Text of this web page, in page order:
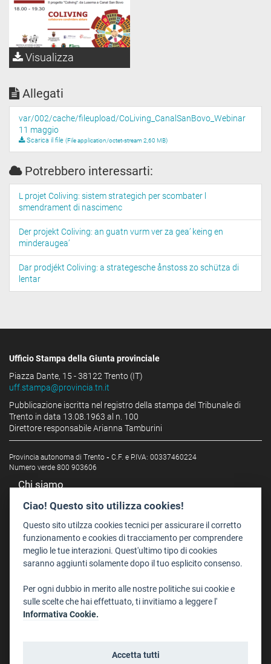
Visualizza
Allegati
var/002/cache/fileupload/CoLiving_CanalSanBovo_Webinar
11 maggio
Scarica il file (File application/octet-stream 2,60 MB)
Potrebbero interessarti:
L projet Coliving: sistem strategich per scombater l
smendrament di nascimenc
Der projekt Coliving: an guatn vurm ver za gea’ keing en
minderaugea’
Dar prodjékt Coliving: a strategesche ånstoss zo schütza di
lentar
Ufficio Stampa della Giunta provinciale
Piazza Dante, 15 - 38122 Trento (IT)
uff.stampa@provincia.tn.it
Pubblicazione iscritta nel registro della stampa del Tribunale di
Trento in data 13.08.1963 al n. 100
Direttore responsabile Arianna Tamburini
Provincia autonoma di Trento - C.F. e P.IVA: 00337460224
Numero verde 800 903606
Chi siamo
Redazione
Staff
Format - Centro Audiovisivi
Trentino Film Commission
Dove Siamo
Struttura di riferimento
Ciao! Questo sito utilizza cookies!
Questo sito utilzza cookies tecnici per assicurare il corretto
funzionamento e cookies di tracciamento per comprendere
meglio le tue interazioni. Quest'ultimo tipo di cookies
saranno aggiunti solamente dopo il tuo esplicito consenso.
Per ogni dubbio in merito alle nostre politiche sui cookie e
sulle scelte che hai effettuato, ti invitiamo a leggere l'
Informativa Cookie.
Accetta tutti